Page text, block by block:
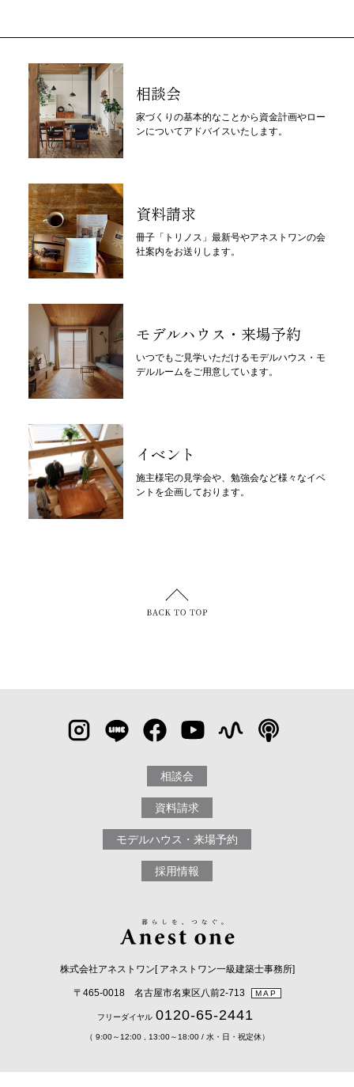
相談会
家づくりの基本的なことから資金計画やロー
ンについてアドバイスいたします。
資料請求
冊子「トリノス」最新号やアネストワンの会
社案内をお送りします。
モデルハウス・来場予約
いつでもご見学いただけるモデルハウス・モ
デルルームをご用意しています。
イベント
施主様宅の見学会や、勉強会など様々なイベ
ントを企画しております。
相談会
資料請求
モデルハウス・来場予約
採用情報
株式会社アネストワン[ アネストワン一級建築士事務所]
〒465-0018 名古屋市名東区八前2-713 MAP
フリーダイヤル 0120-65-2441
（ 9:00～12:00 , 13:00～18:00 / 水・日・祝定休）